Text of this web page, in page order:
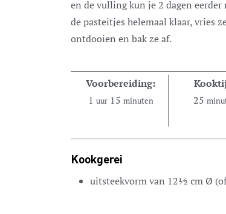
en de vulling kun je 2 dagen
de pasteitjes helemaal klaar, vries
ontdooien en bak ze af.
Voorbereiding:
1 uur 15 minuten
25
Kookgerei
uitsteekvorm van 12½ cm Ø